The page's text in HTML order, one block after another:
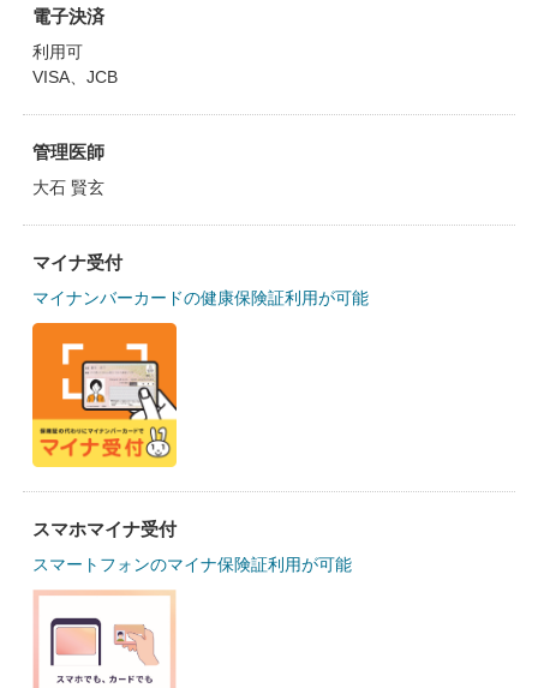
電子決済
利用可
VISA、JCB
管理医師
大石 賢玄
マイナ受付
マイナンバーカードの健康保険証利用が可能
スマホマイナ受付
スマートフォンのマイナ保険証利用が可能